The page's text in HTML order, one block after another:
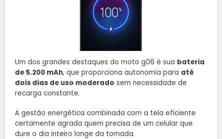
Um dos grandes destaques do moto g06 é sua bateria
de 5.200 mAh, que proporciona autonomia para até
dois dias de uso moderado sem necessidade de
recarga constante.
A gestão energética combinada com a tela eficiente
certamente agrada quem precisa de um celular que
dure o dia inteiro longe da tomada.